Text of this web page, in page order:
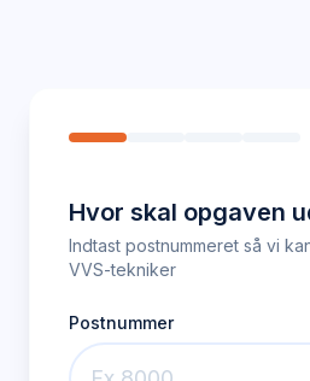
Hvor skal opgaven
Indtast postnummeret så vi
VVS-tekniker
Postnummer